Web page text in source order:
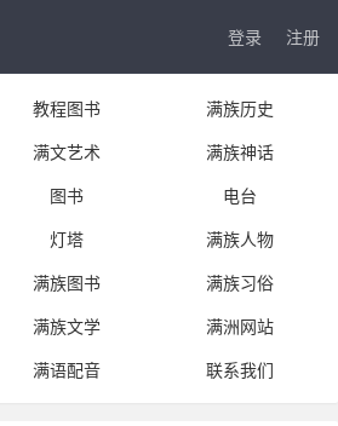
登录 注册
教程图书
满族历史
满文艺术
满族神话
图书
电台
灯塔
满族人物
满族图书
满族习俗
满族文学
满洲网站
满语配音 联系我们